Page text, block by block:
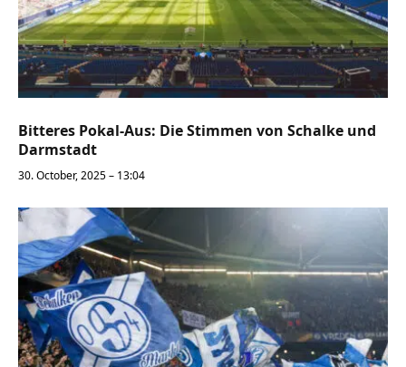
Bitteres Pokal-Aus: Die Stimmen von Schalke und
Darmstadt
30. October, 2025 – 13:04